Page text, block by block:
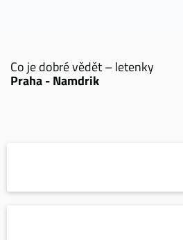
Co je dobré vědět – letenky
Praha - Namdrik